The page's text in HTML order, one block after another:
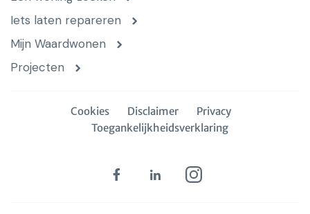
Iets laten repareren
Mijn Waardwonen
Projecten
Cookies Disclaimer
Privacy
Toegankelijkheidsverklaring